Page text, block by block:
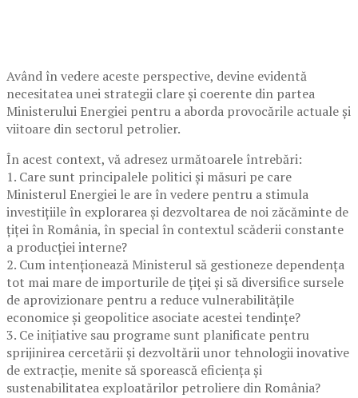
Având în vedere aceste perspective, devine evidentă
necesitatea unei strategii clare și coerente din partea
Ministerului Energiei pentru a aborda provocările actuale și
viitoare din sectorul petrolier.
În acest context, vă adresez următoarele întrebări:
1. Care sunt principalele politici și măsuri pe care
Ministerul Energiei le are în vedere pentru a stimula
investițiile în explorarea și dezvoltarea de noi zăcăminte de
țiței în România, în special în contextul scăderii constante
a producției interne?
2. Cum intenționează Ministerul să gestioneze dependența
tot mai mare de importurile de țiței și să diversifice sursele
de aprovizionare pentru a reduce vulnerabilitățile
economice și geopolitice asociate acestei tendințe?
3. Ce inițiative sau programe sunt planificate pentru
sprijinirea cercetării și dezvoltării unor tehnologii inovative
de extracție, menite să sporească eficiența și
sustenabilitatea exploatărilor petroliere din România?